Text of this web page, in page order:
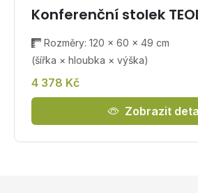
Konferenční stolek
Rozměry: 120 × 60 × 49 cm
(šířka × hloubka × výška)
4 378 Kč
Zobrazit